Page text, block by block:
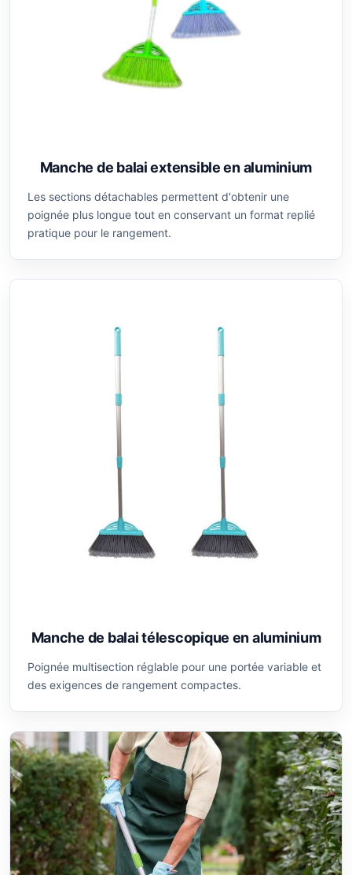
Manche de balai extensible en aluminium
Les sections détachables permettent d'obtenir une
poignée plus longue tout en conservant un format replié
pratique pour le rangement.
Manche de balai télescopique en aluminium
Poignée multisection réglable pour une portée variable et
des exigences de rangement compactes.